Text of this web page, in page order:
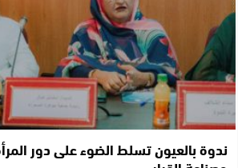
ندوة بالعيون تسلط الضوء على دور